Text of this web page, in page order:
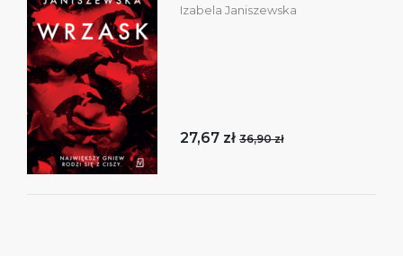
Izabela Janiszewska
27,67 zł 36,90 zł